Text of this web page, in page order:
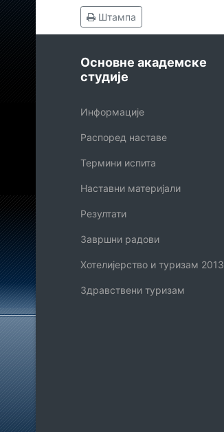
Штампа
Основне академске
студије
Информације
Распоред наставе
Термини испита
Наставни материјали
Резултати
Завршни радови
Хотелијерство и туризам 2013
Здравствени туризам